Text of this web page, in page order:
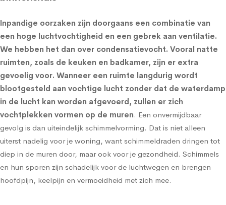
Inpandige oorzaken zijn doorgaans een combinatie van
een hoge luchtvochtigheid en een gebrek aan ventilatie.
We hebben het dan over condensatievocht. Vooral natte
ruimten, zoals de keuken en badkamer, zijn er extra
gevoelig voor. Wanneer een ruimte langdurig wordt
blootgesteld aan vochtige lucht zonder dat de waterdamp
in de lucht kan worden afgevoerd, zullen er zich
vochtplekken vormen op de muren. Een onvermijdbaar
gevolg is dan uiteindelijk schimmelvorming. Dat is niet alleen
uiterst nadelig voor je woning, want schimmeldraden dringen tot
diep in de muren door, maar ook voor je gezondheid. Schimmels
en hun sporen zijn schadelijk voor de luchtwegen en brengen
hoofdpijn, keelpijn en vermoeidheid met zich mee.